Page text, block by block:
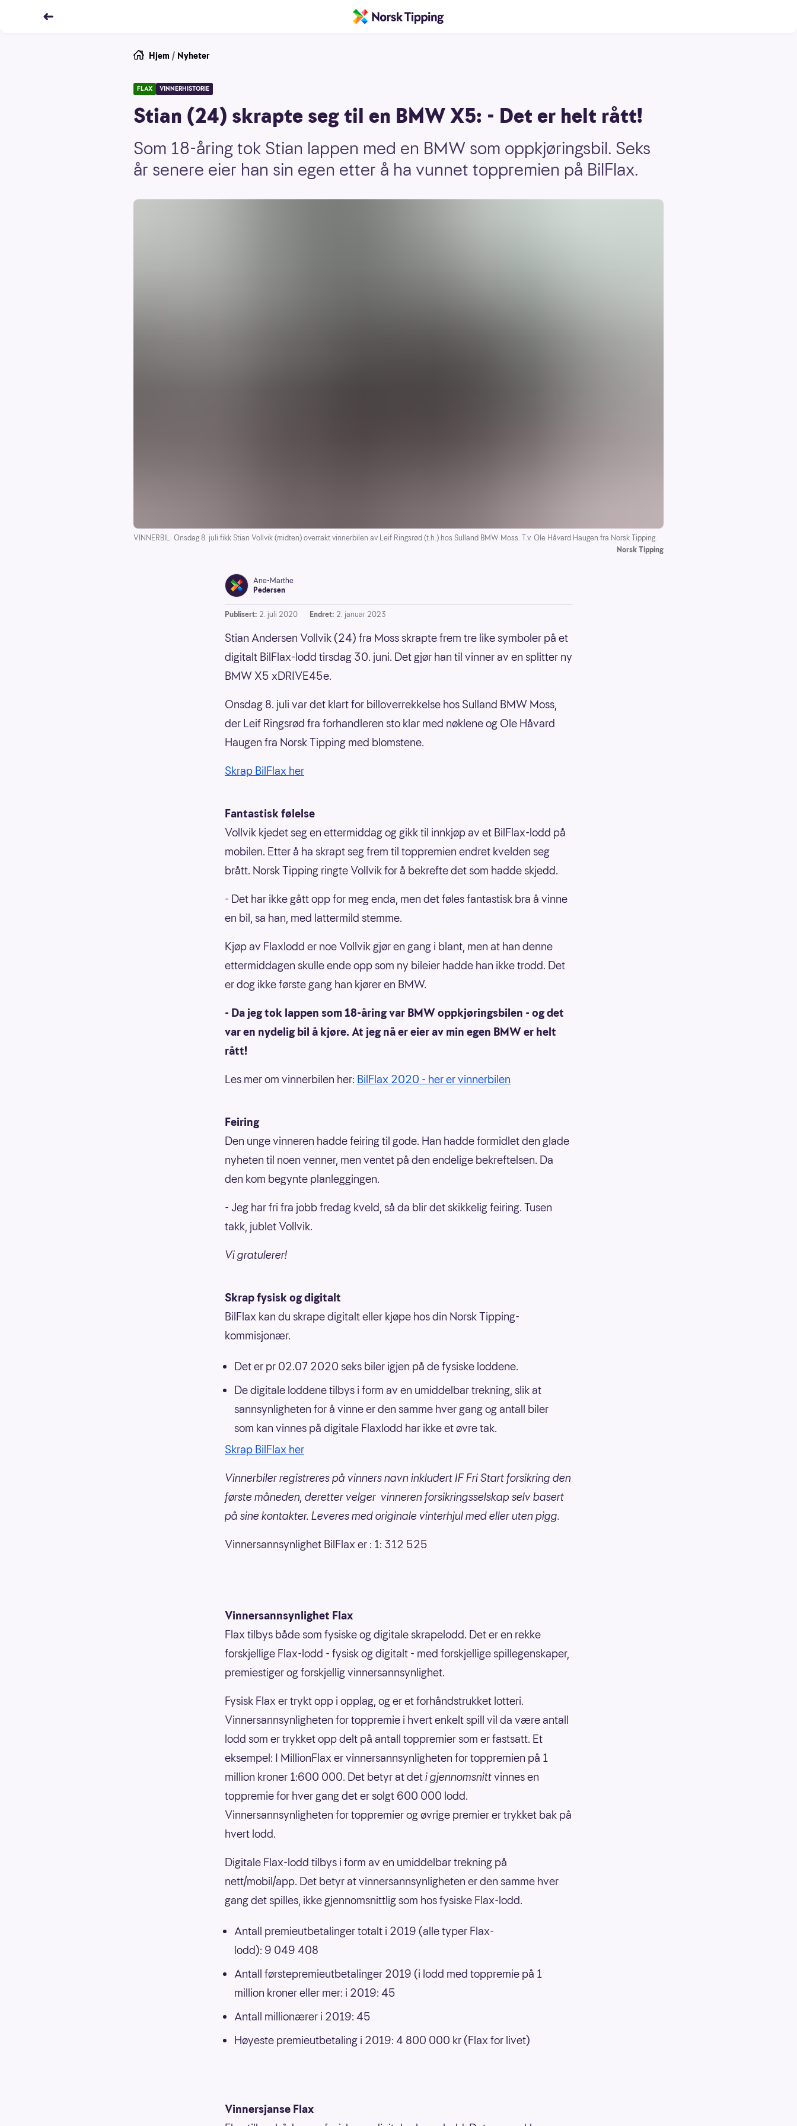
Hjem / Nyheter
FLAX VINNERHISTORIE
Stian (24) skrapte seg til en BMW X5: - Det er helt rått!
Som 18-åring tok Stian lappen med en BMW som oppkjøringsbil. Seks
år senere eier han sin egen etter å ha vunnet toppremien på BilFlax.
VINNERBIL: Onsdag 8. juli fikk Stian Vollvik (midten) overrakt vinnerbilen av Leif Ringsrød (t.h.) hos Sulland BMW Moss. T.v. Ole Håvard Haugen fra Norsk Tipping.
Norsk Tipping
Ane-Marthe
Pedersen
Publisert: 2. juli 2020 Endret: 2. januar 2023
Stian Andersen Vollvik (24) fra Moss skrapte frem tre like symboler på et
digitalt BilFlax-lodd tirsdag 30. juni. Det gjør han til vinner av en splitter ny
BMW X5 xDRIVE45e.
Onsdag 8. juli var det klart for billoverrekkelse hos Sulland BMW Moss,
der Leif Ringsrød fra forhandleren sto klar med nøklene og Ole Håvard
Haugen fra Norsk Tipping med blomstene.
Skrap BilFlax her
Fantastisk følelse
Vollvik kjedet seg en ettermiddag og gikk til innkjøp av et BilFlax-lodd på
mobilen. Etter å ha skrapt seg frem til toppremien endret kvelden seg
brått. Norsk Tipping ringte Vollvik for å bekrefte det som hadde skjedd.
- Det har ikke gått opp for meg enda, men det føles fantastisk bra å vinne
en bil, sa han, med lattermild stemme.
Kjøp av Flaxlodd er noe Vollvik gjør en gang i blant, men at han denne
ettermiddagen skulle ende opp som ny bileier hadde han ikke trodd. Det
er dog ikke første gang han kjører en BMW.
- Da jeg tok lappen som 18-åring var BMW oppkjøringsbilen - og det
var en nydelig bil å kjøre. At jeg nå er eier av min egen BMW er helt
rått!
Les mer om vinnerbilen her: BilFlax 2020 - her er vinnerbilen
Feiring
Den unge vinneren hadde feiring til gode. Han hadde formidlet den glade
nyheten til noen venner, men ventet på den endelige bekreftelsen. Da
den kom begynte planleggingen.
- Jeg har fri fra jobb fredag kveld, så da blir det skikkelig feiring. Tusen
takk, jublet Vollvik.
Vi gratulerer!
Skrap fysisk og digitalt
BilFlax kan du skrape digitalt eller kjøpe hos din Norsk Tipping-
kommisjonær.
Det er pr 02.07 2020 seks biler igjen på de fysiske loddene.
De digitale loddene tilbys i form av en umiddelbar trekning, slik at
sannsynligheten for å vinne er den samme hver gang og antall biler
som kan vinnes på digitale Flaxlodd har ikke et øvre tak.
Skrap BilFlax her
Vinnerbiler registreres på vinners navn inkludert IF Fri Start forsikring den
første måneden, deretter velger vinneren forsikringsselskap selv basert
på sine kontakter. Leveres med originale vinterhjul med eller uten pigg.
Vinnersannsynlighet BilFlax er : 1: 312 525
Vinnersannsynlighet Flax
Flax tilbys både som fysiske og digitale skrapelodd. Det er en rekke
forskjellige Flax-lodd - fysisk og digitalt - med forskjellige spillegenskaper,
premiestiger og forskjellig vinnersannsynlighet.
Fysisk Flax er trykt opp i opplag, og er et forhåndstrukket lotteri.
Vinnersannsynligheten for toppremie i hvert enkelt spill vil da være antall
lodd som er trykket opp delt på antall toppremier som er fastsatt. Et
eksempel: I MillionFlax er vinnersannsynligheten for toppremien på 1
million kroner 1:600 000. Det betyr at deti gjennomsnittvinnes en
toppremie for hver gang det er solgt 600 000 lodd.
Vinnersannsynligheten for toppremier og øvrige premier er trykket bak på
hvert lodd.
Digitale Flax-lodd tilbys i form av en umiddelbar trekning på
nett/mobil/app. Det betyr at vinnersannsynligheten er den samme hver
gang det spilles, ikke gjennomsnittlig som hos fysiske Flax-lodd.
Antall premieutbetalinger totalt i 2019 (alle typer Flax-
lodd): 9 049 408
Antall førstepremieutbetalinger 2019 (i lodd med toppremie på 1
million kroner eller mer: i 2019: 45
Antall millionærer i 2019: 45
Høyeste premieutbetaling i 2019: 4 800 000 kr (Flax for livet)
Vinnersjanse Flax